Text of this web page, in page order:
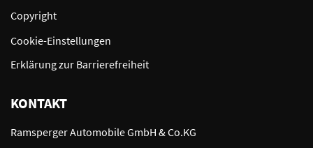
Copyright
Cookie-Einstellungen
Erklärung zur Barrierefreiheit
KONTAKT
Ramsperger Automobile GmbH & Co.KG